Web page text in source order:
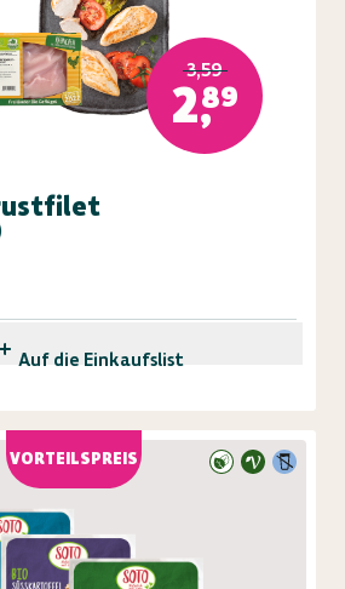
3,59
2,89
Auf die Einkaufsliste
VORTEILSPREIS